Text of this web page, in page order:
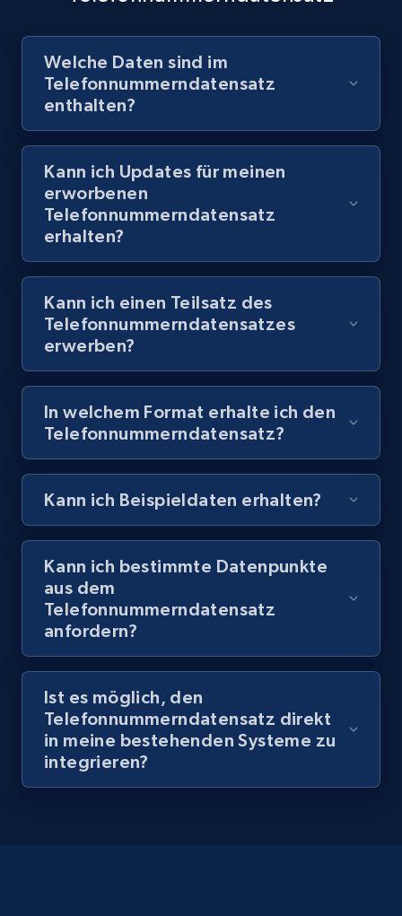
Kommunikation zu optimieren und die Erfolgsquote von
Jetzt kaufen
Welche Daten sind im
Telefonnummerndatensatz
enthalten?
Kann ich Updates für meinen
erworbenen
Telefonnummerndatensatz
erhalten?
Kann ich einen Teilsatz des
Telefonnummerndatensatzes
erwerben?
In welchem Format erhalte ich den
Telefonnummerndatensatz?
Kann ich Beispieldaten erhalten?
Kann ich bestimmte Datenpunkte
aus dem
Telefonnummerndatensatz
anfordern?
Ist es möglich, den
Telefonnummerndatensatz direkt
in meine bestehenden Systeme zu
integrieren?